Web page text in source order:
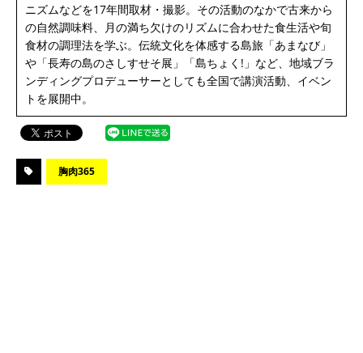
ニズムなどを17年間取材・撮影。その活動のなかで古来から
の自然調味料、月の満ち欠けのリズムに合わせた食生活や旬
食材の調理法を学ぶ。伝統文化を体感する島旅「あまなび」
や「長寿の島のさしすせそ展」「島ちょく!」など、地域ブラ
ンディングプロデューサーとしても全国で講演活動、イベン
トを展開中。
胸肉365